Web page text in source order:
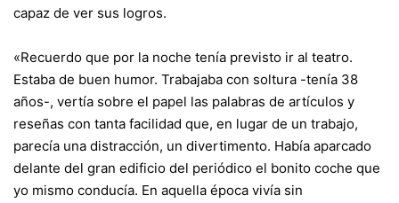
capaz de ver sus logros.
«Recuerdo que por la noche tenía previsto ir al teatro.
Estaba de buen humor. Trabajaba con soltura -tenía 38
años-, vertía sobre el papel las palabras de artículos y
reseñas con tanta facilidad que, en lugar de un trabajo,
parecía una distracción, un divertimento. Había aparcado
delante del gran edificio del periódico el bonito coche que
yo mismo conducía. En aquella época vivía sin